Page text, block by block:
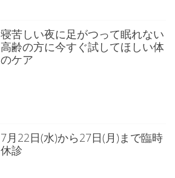
寝苦しい夜に足がつって眠れない
高齢の方に今すぐ試してほしい体
のケア
7月22日(水)から27日(月)まで臨時
休診